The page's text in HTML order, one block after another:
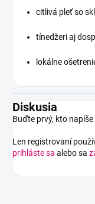
citlivá pleť so
tínedžeri aj
lokálne
Diskusia
Buďte prvý, kto
Len registrovaní
prihláste sa alebo sa